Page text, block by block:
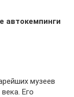
автокемпинги
музеев
Его